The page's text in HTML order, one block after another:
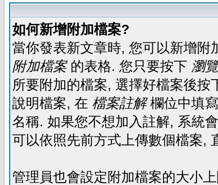
如何新增附加檔案?
當你發表新文章時, 您可以新增
附加檔案的表格. 您只要按下 瀏
所要附加的檔案, 選擇好檔案後
說明檔案, 在 檔案註解欄位中填
名稱. 如果您不想加入註解, 系統
可以依照先前方式上傳數個檔案,
管理員也會設定附加檔案的大小